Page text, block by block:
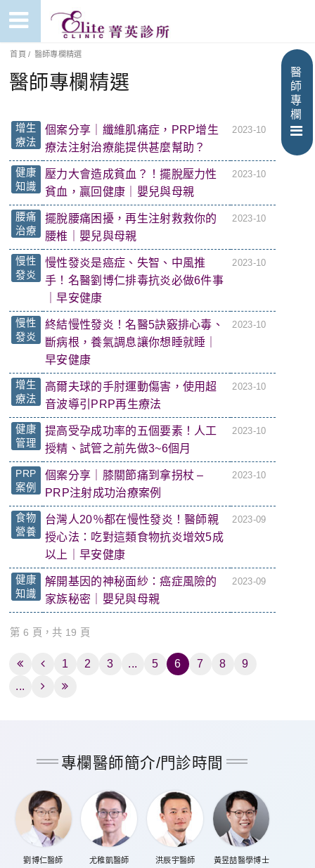
醫
師
專
欄
首頁 / 醫師專欄精選
醫師專欄精選
增生
療法
個案分享｜纖維肌痛症，PRP增生
療法注射治療能提供甚麼幫助？
2023-10
健康
知識
壓力大會造成貧血？！擺脫壓力性
貧血，贏回健康｜嬰兒與母親
2023-10
腰痛
治療
擺脫腰痛困擾，再生注射救救你的
腰椎｜嬰兒與母親
2023-10
慢性
發炎
慢性發炎是癌症、失智、中風推
手！名醫劉博仁排毒抗炎必做6件事
｜早安健康
2023-10
慢性
發炎
終結慢性發炎！名醫5訣竅排心毒、
斷病根，養氣調息讓你想睡就睡｜
早安健康
2023-10
增生
療法
高爾夫球的手肘運動傷害，使用超
音波導引PRP再生療法
2023-10
健康
管理
提高受孕成功率的五個要素！人工
授精、試管之前先做3~6個月
2023-10
PRP
案例
個案分享｜膝關節痛到拿拐杖 –
PRP注射成功治療案例
2023-10
食物
營養
台灣人20％都在慢性發炎！醫師親
授心法：吃對這類食物抗炎增效5成
以上｜早安健康
2023-09
健康
知識
解開基因的神秘面紗：癌症風險的
家族秘密｜嬰兒與母親
2023-09
第 6 頁，共 19 頁
1 2 3 ... 5 6 7 8
9
...
專欄醫師簡介/門診時間
劉博仁醫師 尤稚凱醫師 洪辰宇醫師 黃昱喆醫學博士